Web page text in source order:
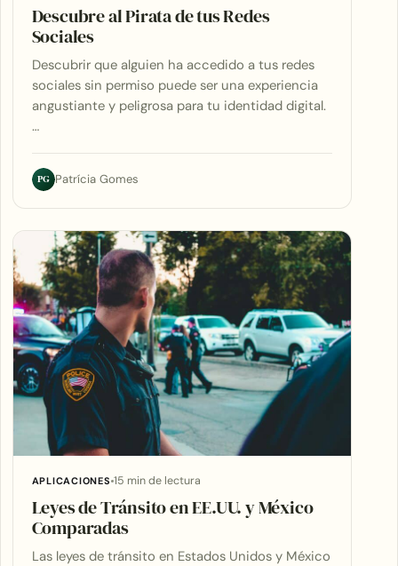
Descubre al Pirata de tus Redes
Sociales
Descubrir que alguien ha accedido a tus redes
sociales sin permiso puede ser una experiencia
angustiante y peligrosa para tu identidad digital.
…
PG Patrícia Gomes
APLICACIONES 15 min de lectura
Leyes de Tránsito en EE.UU. y México
Comparadas
Las leyes de tránsito en Estados Unidos y México